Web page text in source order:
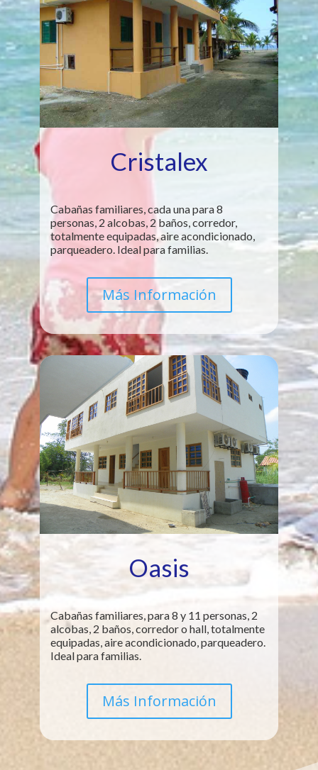
Cristalex
Cabañas familiares, cada una para 8
personas, 2 alcobas, 2 baños, corredor,
totalmente equipadas, aire acondicionado,
parqueadero. Ideal para familias.
Más Información
Oasis
Cabañas familiares, para 8 y 11 personas, 2
alcobas, 2 baños, corredor o hall, totalmente
equipadas, aire acondicionado, parqueadero.
Ideal para familias.
Más Información